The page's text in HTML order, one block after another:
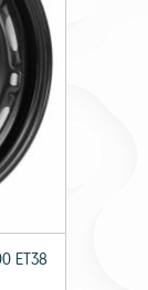
ET38